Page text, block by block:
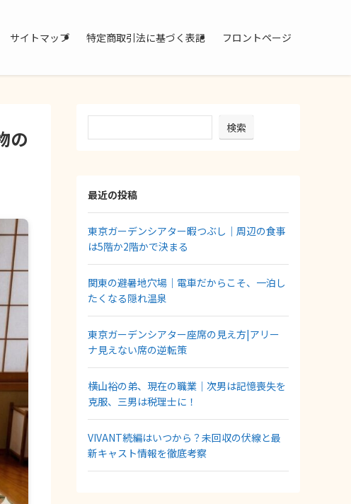
サイトマップ 特定商取引法に基づく表記 フロントページ
の
検索
最近の投稿
東京ガーデンシアター暇つぶし｜周辺の食事
は5階か2階かで決まる
関東の避暑地穴場｜電車だからこそ、一泊し
たくなる隠れ温泉
東京ガーデンシアター座席の見え方|アリー
ナ見えない席の逆転策
横山裕の弟、現在の職業｜次男は記憶喪失を
克服、三男は税理士に！
VIVANT続編はいつから？未回収の伏線と最
新キャスト情報を徹底考察